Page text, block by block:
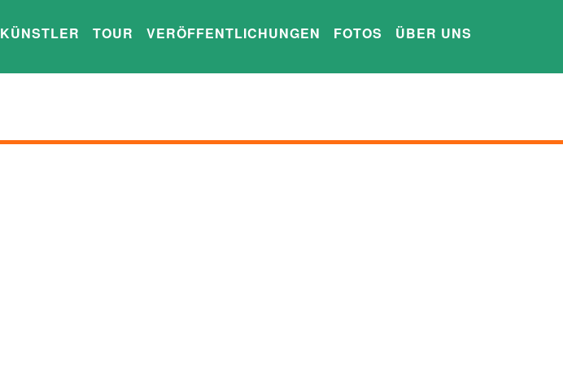
KÜNSTLER TOUR VERÖFFENTLICHUNGEN FOTOS ÜBER UNS